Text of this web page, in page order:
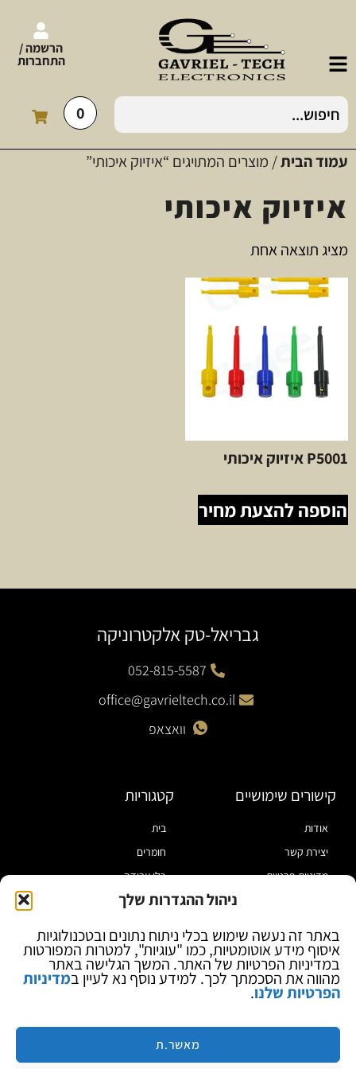
ניהול ההגדרות שלך
באתר זה נעשה שימוש בכלי ניתוח נתונים ובטכנולוגיות
איסוף מידע אוטומטיות, כמו "עוגיות", למטרות המפורטות
במדיניות הפרטיות של האתר. המשך הגלישה באתר
מהווה את הסכמתך לכך. למידע נוסף נא לעיין במדיניות
הפרטיות שלנו.
מאשר.ת
הרשמה /
התחברות
0
עמוד הבית/ מוצרים המתויגים “איזיוק איכותי”
איזיוק איכותי
מציג תוצאה אחת
P5001 איזיוק איכותי
הוספה להצעת מחיר
גבריאל-טק אלקטרוניקה
052-815-5587
office@gavrieltech.co.il
וואצאפ
קישורים שימושיים
אודות
יצירת קשר
מדיניות פרטיות
בלוג
קטגוריות
בית
חומרים
כלי עבודה
מוצרי הלחמה
ספקי כח ומודדים
ציוד אופטי להגדלה
מותגים